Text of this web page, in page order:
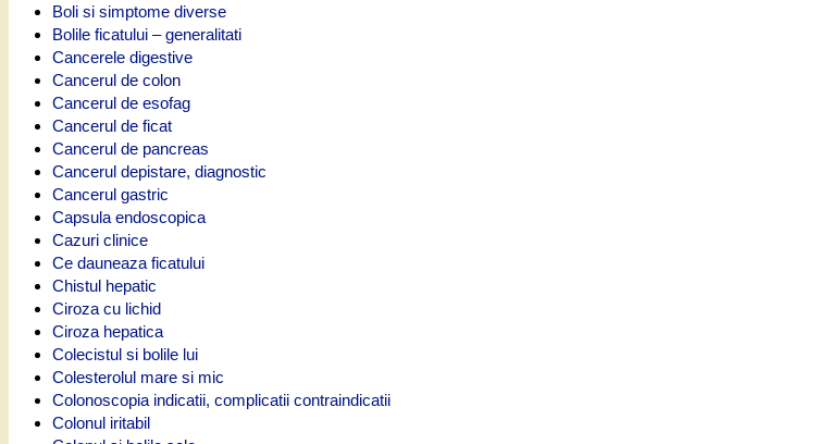
Boli si simptome diverse
Bolile ficatului – generalitati
Cancerele digestive
Cancerul de colon
Cancerul de esofag
Cancerul de ficat
Cancerul de pancreas
Cancerul depistare, diagnostic
Cancerul gastric
Capsula endoscopica
Cazuri clinice
Ce dauneaza ficatului
Chistul hepatic
Ciroza cu lichid
Ciroza hepatica
Colecistul si bolile lui
Colesterolul mare si mic
Colonoscopia indicatii, complicatii contraindicatii
Colonul iritabil